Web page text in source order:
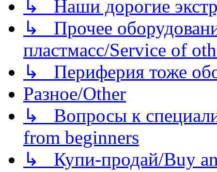
↳ Наши дорогие
↳ Прочее
пластмасс/Service of
↳ Периферия тоже
Разное/Other
↳ Вопросы к
from beginners
↳ Купи-продай/Buy